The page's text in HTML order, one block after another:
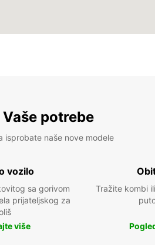
potrebe
isprobate naše nove modele
vozilo
sa gorivom
prijateljskog za
više
Tražite kombi